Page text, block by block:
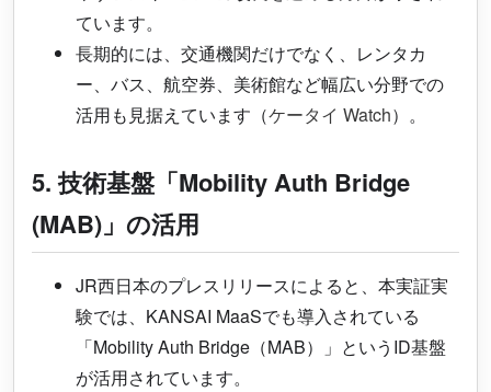
ています。
長期的には、交通機関だけでなく、レンタカ
ー、バス、航空券、美術館など幅広い分野での
活用も見据えています（ケータイ Watch）。
5. 技術基盤「Mobility Auth Bridge
(MAB)」の活用
JR西日本のプレスリリースによると、本実証実
験では、KANSAI MaaSでも導入されている
「Mobility Auth Bridge（MAB）」というID基盤
が活用されています。